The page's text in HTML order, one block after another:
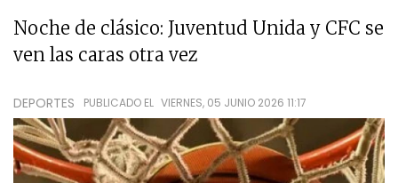
Noche de clásico: Juventud Unida y CFC se
ven las caras otra vez
DEPORTES PUBLICADO EL VIERNES, 05 JUNIO 2026 11:17